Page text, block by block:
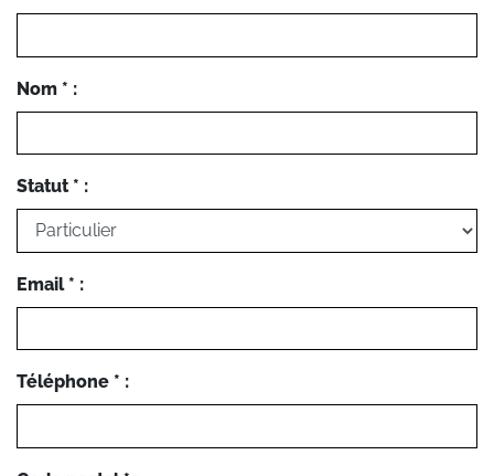
Nom * :
Statut * :
Email * :
Téléphone * :